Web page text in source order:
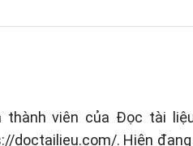
thành viên của Đọc tài
doctailieu.com/. Hiện